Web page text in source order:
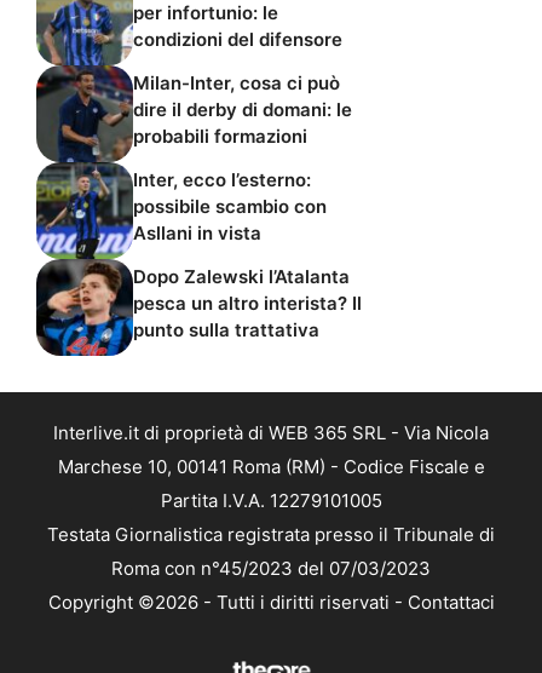
per infortunio: le
condizioni del difensore
Milan-Inter, cosa ci può
dire il derby di domani: le
probabili formazioni
Inter, ecco l’esterno:
possibile scambio con
Asllani in vista
Dopo Zalewski l’Atalanta
pesca un altro interista? Il
punto sulla trattativa
Interlive.it di proprietà di WEB 365 SRL - Via Nicola
Marchese 10, 00141 Roma (RM) - Codice Fiscale e
Partita I.V.A. 12279101005
Testata Giornalistica registrata presso il Tribunale di
Roma con n°45/2023 del 07/03/2023
Copyright ©2026 - Tutti i diritti riservati - Contattaci